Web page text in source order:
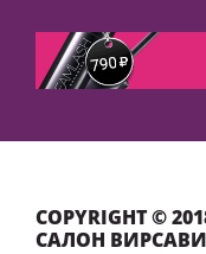
COPYRIGHT ©
САЛОН ВИРСАВИ